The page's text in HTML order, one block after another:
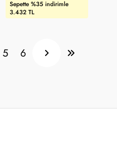
Sepette %35 indirimle
3.432 TL
5 6